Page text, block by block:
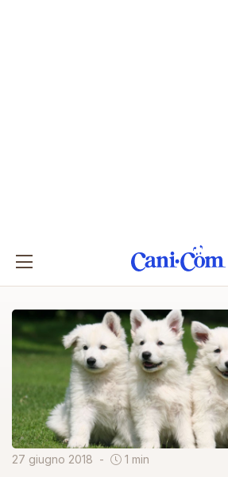
27 giugno 2018 1 min